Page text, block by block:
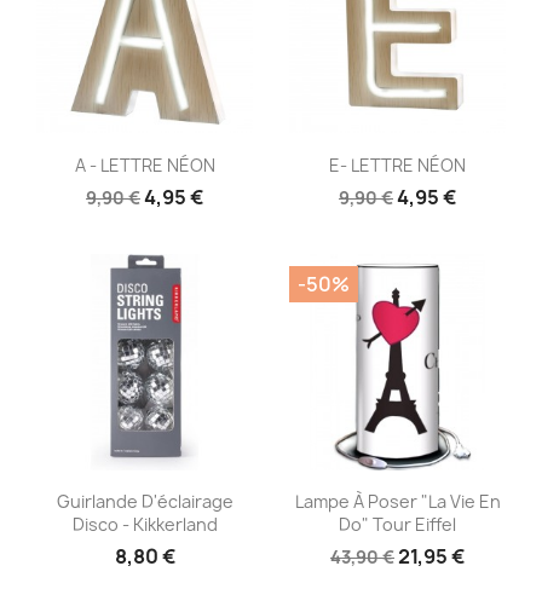
 Aperçu rapide
A - LETTRE NÉON
9,90 €4,95 €
 Aperçu rapide
E- LETTRE NÉON
9,90 €4,95 €
Aperçu rapide
Guirlande D'éclairage
Disco - Kikkerland
8,80 €
Aperçu rapide
Lampe À Poser "La Vie En
Do" Tour Eiffel
43,90 €21,95 €
-50%